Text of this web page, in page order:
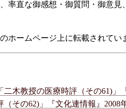
率直な御感想・御質問・御意
ホームページ上に転載されてい
教授の医療時評（その61)」
の62)」『文化連情報』2008